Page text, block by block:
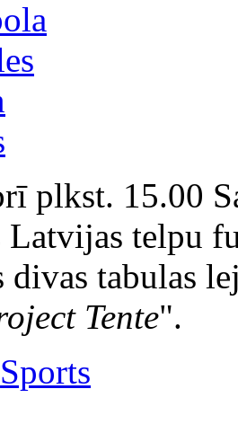
plkst. 15.00
telpu
divas tabulas
Tente".
Sports